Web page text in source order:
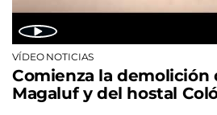
VÍDEO NOTICIAS
Comienza la demolición
Magaluf y del hostal